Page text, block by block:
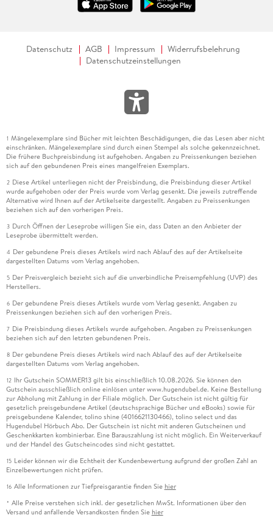
Datenschutz AGB Impressum
Widerrufsbelehrung
Datenschutzeinstellungen
1 Mängelexemplare sind Bücher mit leichten Beschädigungen, die das Lesen aber nicht
einschränken. Mängelexemplare sind durch einen Stempel als solche gekennzeichnet.
Die frühere Buchpreisbindung ist aufgehoben. Angaben zu Preissenkungen beziehen
sich auf den gebundenen Preis eines mangelfreien Exemplars.
2 Diese Artikel unterliegen nicht der Preisbindung, die Preisbindung dieser Artikel
wurde aufgehoben oder der Preis wurde vom Verlag gesenkt. Die jeweils zutreffende
Alternative wird Ihnen auf der Artikelseite dargestellt. Angaben zu Preissenkungen
beziehen sich auf den vorherigen Preis.
3 Durch Öffnen der Leseprobe willigen Sie ein, dass Daten an den Anbieter der
Leseprobe übermittelt werden.
4 Der gebundene Preis dieses Artikels wird nach Ablauf des auf der Artikelseite
dargestellten Datums vom Verlag angehoben.
5 Der Preisvergleich bezieht sich auf die unverbindliche Preisempfehlung (UVP) des
Herstellers.
6 Der gebundene Preis dieses Artikels wurde vom Verlag gesenkt. Angaben zu
Preissenkungen beziehen sich auf den vorherigen Preis.
7 Die Preisbindung dieses Artikels wurde aufgehoben. Angaben zu Preissenkungen
beziehen sich auf den letzten gebundenen Preis.
8 Der gebundene Preis dieses Artikels wird nach Ablauf des auf der Artikelseite
dargestellten Datums vom Verlag angehoben.
12 Ihr Gutschein SOMMER13 gilt bis einschließlich 10.08.2026. Sie können den
Gutschein ausschließlich online einlösen unter www.hugendubel.de. Keine Bestellung
zur Abholung mit Zahlung in der Filiale möglich. Der Gutschein ist nicht gültig für
gesetzlich preisgebundene Artikel (deutschsprachige Bücher und eBooks) sowie für
preisgebundene Kalender, tolino shine (4016621130466), tolino select und das
Hugendubel Hörbuch Abo. Der Gutschein ist nicht mit anderen Gutscheinen und
Geschenkkarten kombinierbar. Eine Barauszahlung ist nicht möglich. Ein Weiterverkauf
und der Handel des Gutscheincodes sind nicht gestattet.
15 Leider können wir die Echtheit der Kundenbewertung aufgrund der großen Zahl an
Einzelbewertungen nicht prüfen.
16 Alle Informationen zur Tiefpreisgarantie finden Sie hier
* Alle Preise verstehen sich inkl. der gesetzlichen MwSt. Informationen über den
Versand und anfallende Versandkosten finden Sie hier